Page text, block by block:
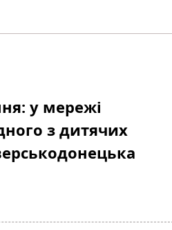
у мережі
з дитячих